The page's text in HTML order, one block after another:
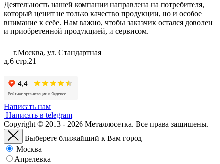
Деятельность нашей компании направлена на потребителя,
который ценит не только качество продукции, но и особое
внимание к себе. Нам важно, чтобы заказчик остался доволен
и приобретенной продукцией, и сервисом.
г.Москва, ул. Стандартная
д.6 стр.21
Написать нам
Написать в telegram
Copyright © 2013 - 2026 Металлосетка. Все права защищены.
Выберете ближайший к Вам город
Москва
Апрелевка